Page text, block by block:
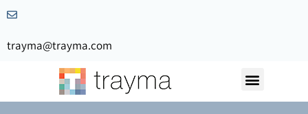
trayma@trayma.com